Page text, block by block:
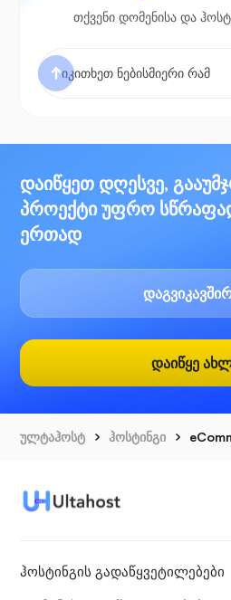
თქვენი დომენისა და
დაიწყეთ დღესვე,
პროექტი უფრო
ერთად
დაიწყე
ულტაჰოსტ ჰოსტინგი
ჰოსტინგის გადაწყვეტილებები